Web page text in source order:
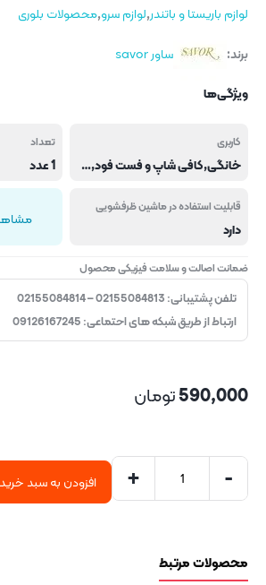
لوازم باریستا و باتندر,لوازم سرو,محصولات بلوری
برند:
ساور savor
ویژگی‌ها
کاربری
خانگی,کافی شاپ و فست فود,هتل و رستوران
تعداد
1 عدد
قابلیت استفاده در ماشین ظرفشویی
دارد
ضمانت اصالت و سلامت فیزیکی محصول
تلفن پشتیبانی: 02155084813 – 02155084814
ارتباط از طریق شبکه های احتماعی: 09126167245
590,000تومان
-
+ افزودن به سبد خرید
محصولات مرتبط